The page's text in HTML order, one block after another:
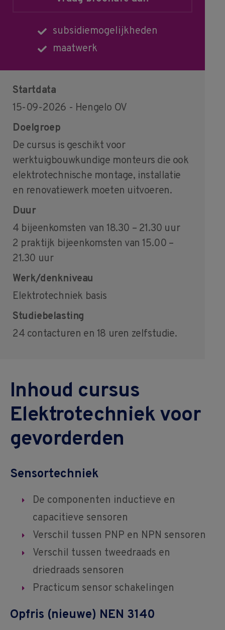
subsidiemogelijkheden
maatwerk
Startdata
15-09-2026 - Hengelo OV
Doelgroep
De cursus is geschikt voor
werktuigbouwkundige monteurs die ook
elektrotechnische montage, installatie
en renovatiewerk moeten uitvoeren.
Duur
4 bijeenkomsten van 18.30 – 21.30 uur
2 praktijk bijeenkomsten van 15.00 –
21.30 uur
Werk/denkniveau
Elektrotechniek basis
Studiebelasting
24 contacturen en 18 uren zelfstudie.
Inhoud cursus
Elektrotechniek voor
gevorderden
Sensortechniek
De componenten inductieve en
capacitieve sensoren
Verschil tussen PNP en NPN sensoren
Verschil tussen tweedraads en
driedraads sensoren
Practicum sensor schakelingen
Opfris (nieuwe) NEN 3140